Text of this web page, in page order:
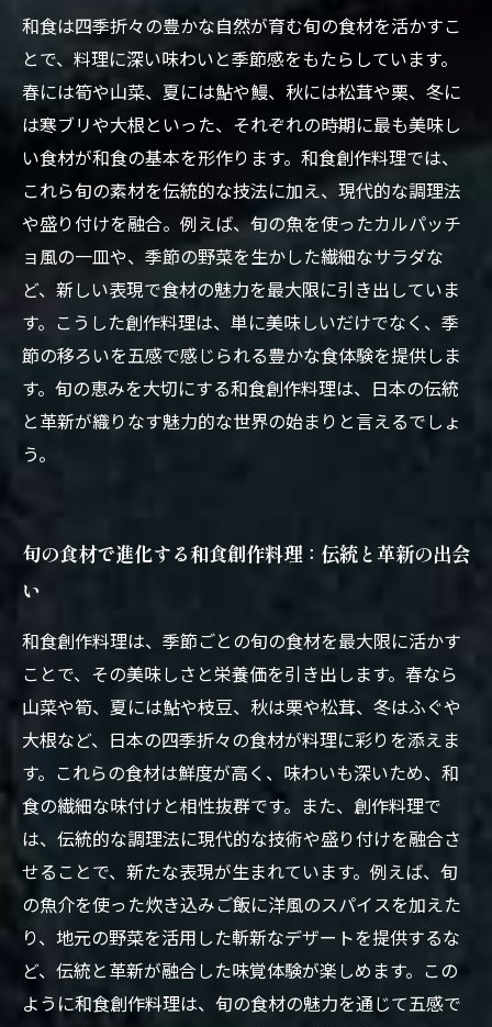
な和食体験の完成
和食創作料理で楽しむ旬の味覚：季節ごとの食
卓に広がる彩り
旬の食材と和食創作料理の魅力を極める：自然
の恵みを感じる豊かな食文化
和食は四季折々の豊かな自然が育む旬の食材を活かすこ
とで、料理に深い味わいと季節感をもたらしています。
春には筍や山菜、夏には鮎や鰻、秋には松茸や栗、冬に
は寒ブリや大根といった、それぞれの時期に最も美味し
い食材が和食の基本を形作ります。和食創作料理では、
これら旬の素材を伝統的な技法に加え、現代的な調理法
や盛り付けを融合。例えば、旬の魚を使ったカルパッチ
ョ風の一皿や、季節の野菜を生かした繊細なサラダな
ど、新しい表現で食材の魅力を最大限に引き出していま
す。こうした創作料理は、単に美味しいだけでなく、季
節の移ろいを五感で感じられる豊かな食体験を提供しま
す。旬の恵みを大切にする和食創作料理は、日本の伝統
と革新が織りなす魅力的な世界の始まりと言えるでしょ
う。
旬の食材で進化する和食創作料理：伝統と革新の出会
い
和食創作料理は、季節ごとの旬の食材を最大限に活かす
ことで、その美味しさと栄養価を引き出します。春なら
山菜や筍、夏には鮎や枝豆、秋は栗や松茸、冬はふぐや
大根など、日本の四季折々の食材が料理に彩りを添えま
す。これらの食材は鮮度が高く、味わいも深いため、和
食の繊細な味付けと相性抜群です。また、創作料理で
は、伝統的な調理法に現代的な技術や盛り付けを融合さ
せることで、新たな表現が生まれています。例えば、旬
の魚介を使った炊き込みご飯に洋風のスパイスを加えた
り、地元の野菜を活用した斬新なデザートを提供するな
ど、伝統と革新が融合した味覚体験が楽しめます。この
ように和食創作料理は、旬の食材の魅力を通じて五感で